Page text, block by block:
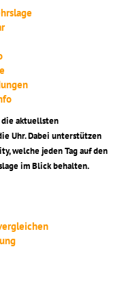
aktuellsten
Uhr. Dabei unterstützen
welche jeden Tag auf den
im Blick behalten.